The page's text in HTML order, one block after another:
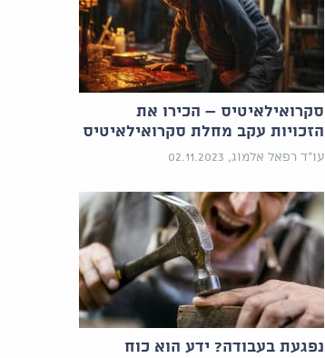
סקרואילאיטיס – הכירו את
הזכויות עקב מחלת סקרואילאיטיס
עו"ד רפאל אלמוג, 02.11.2023
נפגעת בעבודה? ידע הוא כוח